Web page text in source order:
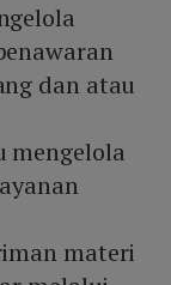
dan atau
mengelola
materi